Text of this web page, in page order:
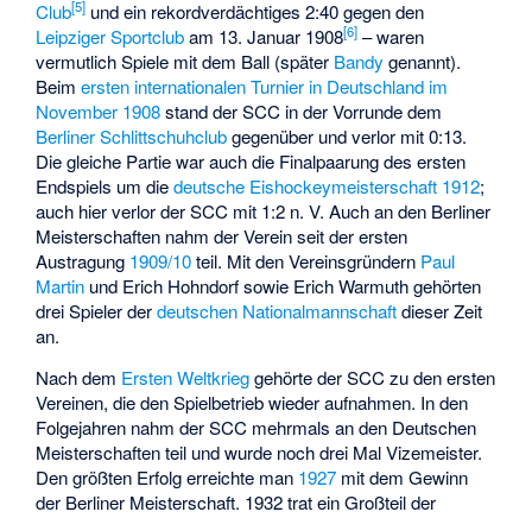
Club[5] und ein rekordverdächtiges 2:40 gegen den
Leipziger Sportclubam 13. Januar 1908[6] – waren
vermutlich Spiele mit dem Ball (später Bandy genannt).
Beimersten internationalen Turnier in Deutschland im
November 1908stand der SCC in der Vorrunde dem
Berliner Schlittschuhclubgegenüber und verlor mit 0:13.
Die gleiche Partie war auch die Finalpaarung des ersten
Endspiels um diedeutsche Eishockeymeisterschaft 1912;
auch hier verlor der SCC mit 1:2 n. V. Auch an den Berliner
Meisterschaften nahm der Verein seit der ersten
Austragung 1909/10teil. Mit den Vereinsgründern Paul
Martin und Erich Hohndorf sowie Erich Warmuthgehörten
drei Spieler derdeutschen Nationalmannschaftdieser Zeit
an.
Nach dem Ersten Weltkrieggehörte der SCC zu den ersten
Vereinen, die den Spielbetrieb wieder aufnahmen. In den
Folgejahren nahm der SCC mehrmals an den Deutschen
Meisterschaften teil und wurde noch drei Mal Vizemeister.
Den größten Erfolg erreichte man 1927 mit dem Gewinn
der Berliner Meisterschaft. 1932 trat ein Großteil der